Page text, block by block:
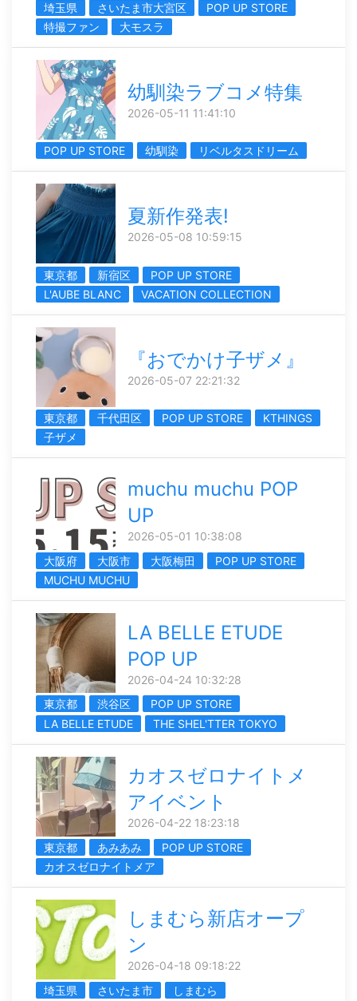
埼玉県 さいたま市大宮区
POP UP STORE
特撮ファン
大モスラ
幼馴染ラブコメ特集
2026-05-11 11:41:10
POP UP STORE 幼馴染 リベルタスドリーム
夏新作発表!
2026-05-08 10:59:15
東京都 新宿区
POP UP STORE
L'AUBE BLANC
VACATION COLLECTION
『おでかけ子ザメ』
2026-05-07 22:21:32
東京都 千代田区 POP UP STORE
KTHINGS
子ザメ
muchu muchu POP
UP
2026-05-01 10:38:08
大阪府
大阪市 大阪梅田
POP UP STORE
MUCHU MUCHU
LA BELLE ETUDE
POP UP
2026-04-24 10:32:28
東京都
渋谷区
POP UP STORE
LA BELLE ETUDE
THE SHEL'TTER TOKYO
カオスゼロナイトメ
アイベント
2026-04-22 18:23:18
東京都
あみあみ
POP UP STORE
カオスゼロナイトメア
しまむら新店オープ
ン
2026-04-18 09:18:22
埼玉県
さいたま市
しまむら